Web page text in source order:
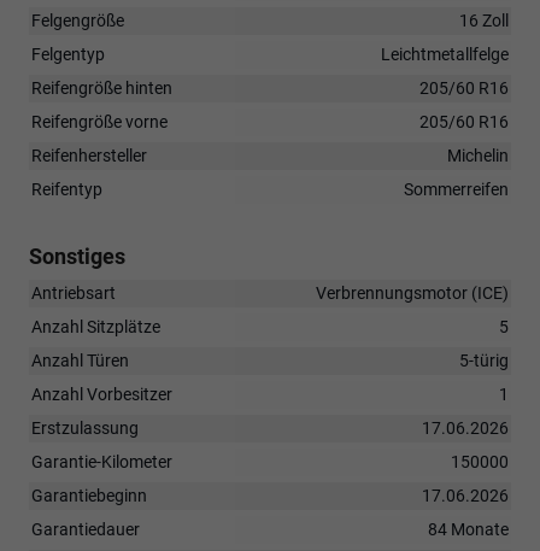
Felgengröße
16 Zoll
Felgentyp
Leichtmetallfelge
Reifengröße hinten
205/60 R16
Reifengröße vorne
205/60 R16
Reifenhersteller
Michelin
Reifentyp
Sommerreifen
Sonstiges
Antriebsart
Verbrennungsmotor (ICE)
Anzahl Sitzplätze
5
Anzahl Türen
5-türig
Anzahl Vorbesitzer
1
Erstzulassung
17.06.2026
Garantie-Kilometer
150000
Garantiebeginn
17.06.2026
Garantiedauer
84 Monate